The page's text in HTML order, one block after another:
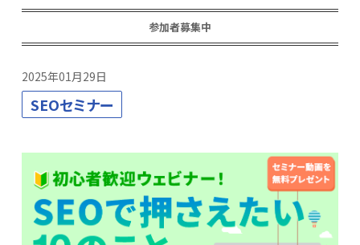
参加者募集中
2025年01月29日
SEOセミナー